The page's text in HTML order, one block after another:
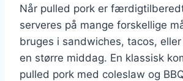
Når pulled pork er
serveres på mange forskellige
bruges i sandwiches, tacos,
en større middag. En klassisk
pulled pork med coleslaw og